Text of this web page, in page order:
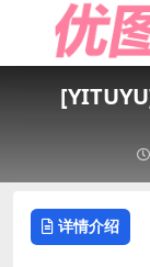
详情介绍